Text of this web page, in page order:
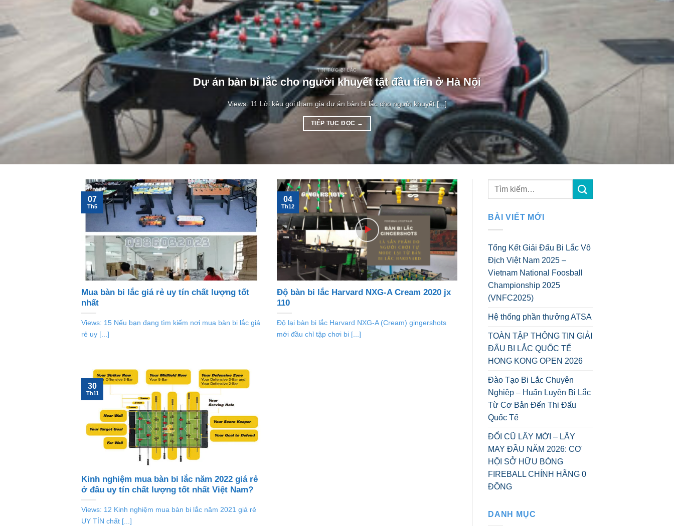
TIN TỨC BI LẮC
Dự án bàn bi lắc cho người khuyết tật đầu tiên ở Hà Nội
Views: 11 Lời kêu gọi tham gia dự án bàn bi lắc cho người khuyết [...]
TIẾP TỤC ĐỌC →
Mua bàn bi lắc giá rẻ uy tín chất lượng tốt
nhất
Views: 15 Nếu bạn đang tìm kiếm nơi mua bàn bi lắc giá
rẻ uy [...]
07
Th5
Độ bàn bi lắc Harvard NXG-A Cream 2020 jx
110
Độ lại bàn bi lắc Harvard NXG-A (Cream) gingershots
mới đầu chỉ tập chơi bi [...]
04
Th12
Kinh nghiệm mua bàn bi lắc năm 2022 giá rẻ
ở đâu uy tín chất lượng tốt nhất Việt Nam?
Views: 12 Kinh nghiệm mua bàn bi lắc năm 2021 giá rẻ
UY TÍN chất [...]
30
Th11
BÀI VIẾT MỚI
Tổng Kết Giải Đấu Bi Lắc Vô
Địch Việt Nam 2025 –
Vietnam National Foosball
Championship 2025
(VNFC2025)
Hệ thống phần thưởng ATSA
TOÀN TẬP THÔNG TIN GIẢI
ĐẤU BI LẮC QUỐC TẾ
HONG KONG OPEN 2026
Đào Tạo Bi Lắc Chuyên
Nghiệp – Huấn Luyện Bi Lắc
Từ Cơ Bản Đến Thi Đấu
Quốc Tế
ĐỔI CŨ LẤY MỚI – LẤY
MAY ĐẦU NĂM 2026: CƠ
HỘI SỞ HỮU BÓNG
FIREBALL CHÍNH HÃNG 0
ĐỒNG
DANH MỤC